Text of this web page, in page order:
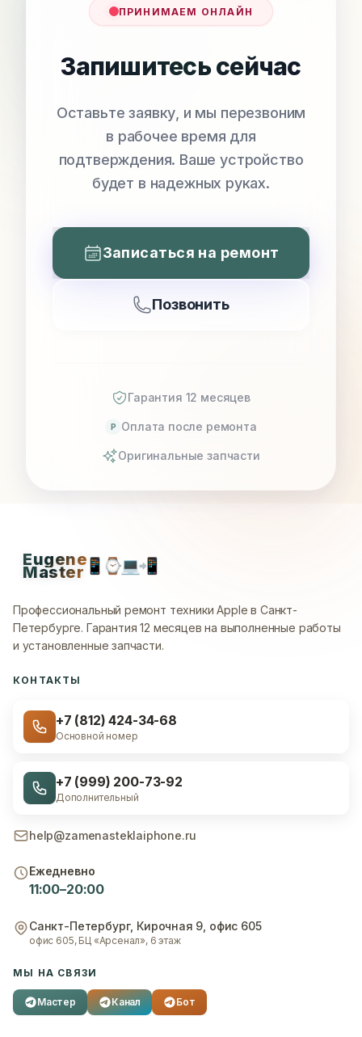
ПРИНИМАЕМ ОНЛАЙН
Запишитесь сейчас
Оставьте заявку, и мы перезвоним
в рабочее время для
подтверждения. Ваше устройство
будет в надежных руках.
Записаться на ремонт
Позвонить
Гарантия 12 месяцев
P Оплата после ремонта
Оригинальные запчасти
Eugene
Master📱 ⌚💻📲
Профессиональный ремонт техники Apple в Санкт-
Петербурге. Гарантия 12 месяцев на выполненные работы
и установленные запчасти.
КОНТАКТЫ
+7 (812) 424-34-68
Основной номер
+7 (999) 200-73-92
Дополнительный
help@zamenasteklaiphone.ru
Ежедневно
11:00–20:00
Санкт-Петербург, Кирочная 9, офис 605
офис 605, БЦ «Арсенал», 6 этаж
МЫ НА СВЯЗИ
Мастер Канал Бот